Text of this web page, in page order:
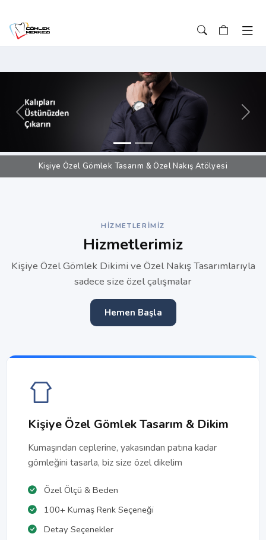
Önceki
Kişiye Özel Gömlek Tasarım & Özel Nakış Atölyesi
HIZMETLERIMIZ
Hizmetlerimiz
Kişiye Özel Gömlek Dikimi ve Özel Nakış Tasarımlarıyla
sadece size özel çalışmalar
Hemen Başla
Kişiye Özel Gömlek Tasarım & Dikim
Kumaşından ceplerine, yakasından patına kadar
gömleğini tasarla, biz size özel dikelim
Özel Ölçü & Beden
100+ Kumaş Renk Seçeneği
Detay Seçenekler